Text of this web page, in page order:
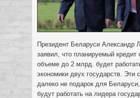
Президент Беларуси Александр
заявил, что планируемый кредит
объеме до 2 млрд. будет
экономики двух государств. Эти
далеко не подарок для
будут работать на лидера